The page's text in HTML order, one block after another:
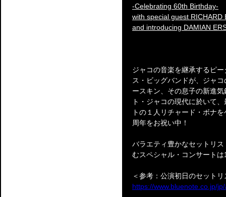
-Celebrating 60th Birthday-
with special guest RICHARD
and introducing DAMIAN
ジャコの音楽を継承するピ
ス・ビッグバンドが、ジャ
ースキン、その息子の新進
ト・ジャコの現代に於いて
トの１人リチャード・ボナ
周年をお祝い中！
バラエティ豊かなセットリ
むスペシャル・コンサート
＜参考：公演初日のセット
https://www.bluenote.co.jp/